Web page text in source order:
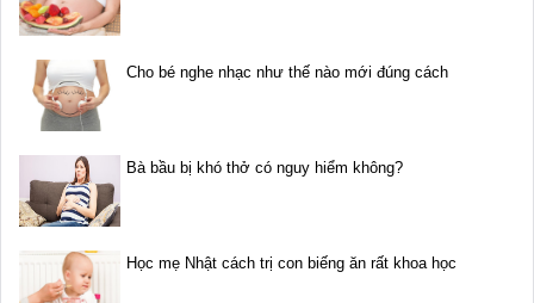
Cho bé nghe nhạc như thế nào mới đúng cách
Bà bầu bị khó thở có nguy hiểm không?
Học mẹ Nhật cách trị con biếng ăn rất khoa học